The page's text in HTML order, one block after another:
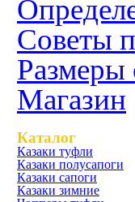
Советы
Магазин
Каталог
Казаки туфли
Казаки полусапоги
Казаки сапоги
Казаки зимние